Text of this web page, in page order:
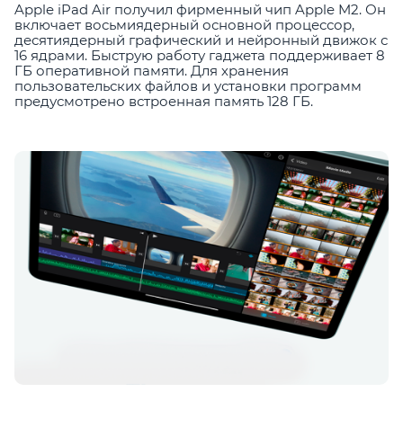
Apple iPad Air получил фирменный чип Apple M2. Он
включает восьмиядерный основной процессор,
десятиядерный графический и нейронный движок с
16 ядрами. Быструю работу гаджета поддерживает 8
ГБ оперативной памяти. Для хранения
пользовательских файлов и установки программ
предусмотрено встроенная память 128 ГБ.